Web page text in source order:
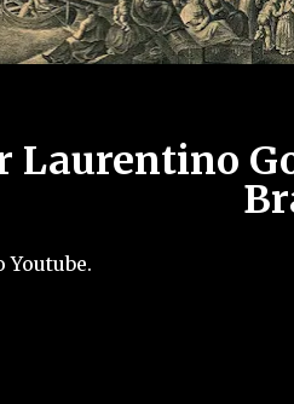
Laurentino